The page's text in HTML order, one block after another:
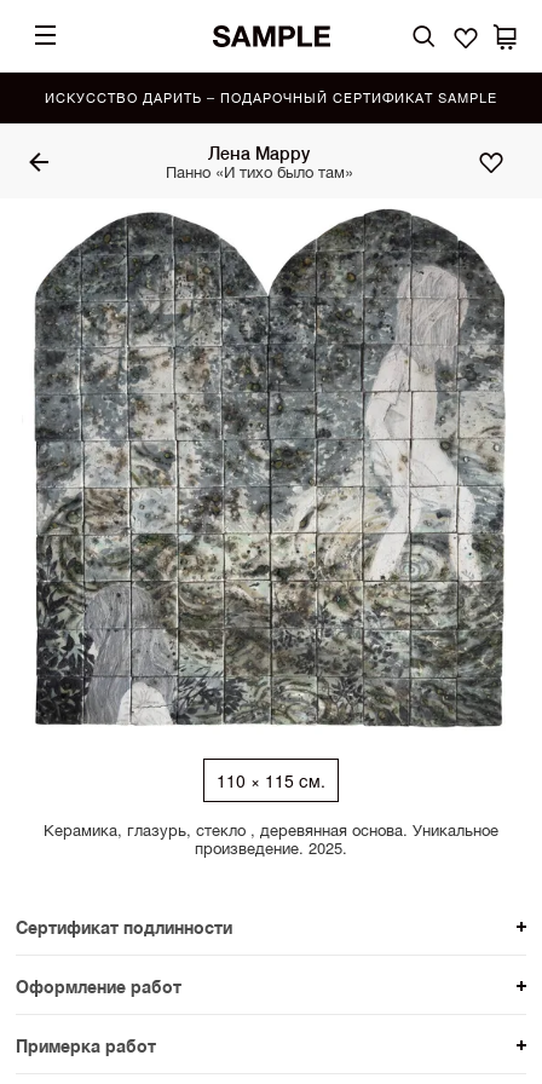
ИСКУССТВО ДАРИТЬ – ПОДАРОЧНЫЙ СЕРТИФИКАТ SAMPLE
Лена Марру
Панно «И тихо было там»
110 × 115 см.
Керамика, глазурь, стекло , деревянная основа. Уникальное
произведение. 2025.
Сертификат подлинности
К каждому авторскому произведению мы
прикладываем сертификат подлинности. Для товаров
раздела SAMPLE СЕРИЯ сертификаты не
Оформление работ
При покупке произведения вы можете выбрать и
оплатить вариант оформления. На сайте доступен
Примерка работ